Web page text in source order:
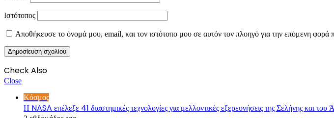
Ιστότοπος
Αποθήκευσε το όνομά μου, email, και τον ιστότοπο μου σε αυτόν τον πλοηγό για την επόμενη φορά
Check Also
Close
Κόσμος
Η NASA επέλεξε 41 διαστημικές τεχνολογίες για μελλοντικές εξερευνήσεις της Σελήνης και του